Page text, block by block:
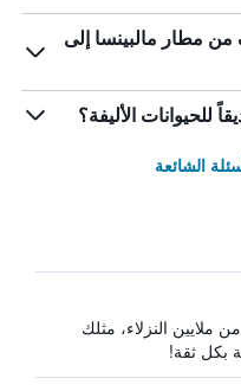
مطار مالبينسا إلى
للحيوانات الأليفة؟
الشائعة
ملايين النزلاء، مثلك
بكل ثقة!